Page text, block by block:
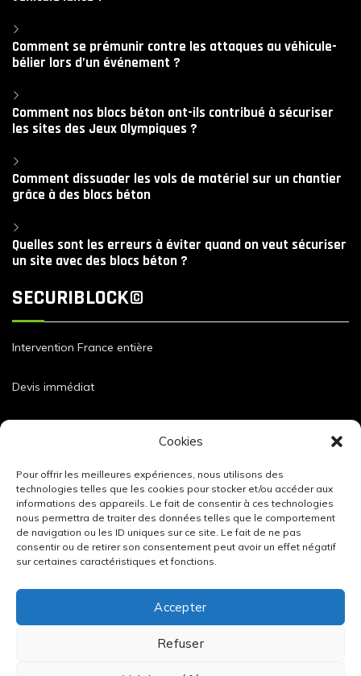
Cookies
Pour offrir les meilleures expériences, nous utilisons des
technologies telles que les cookies pour stocker et/ou accéder aux
informations des appareils. Le fait de consentir à ces technologies
nous permettra de traiter des données telles que le comportement
de navigation ou les ID uniques sur ce site. Le fait de ne pas
consentir ou de retirer son consentement peut avoir un effet négatif
sur certaines caractéristiques et fonctions.
Accepter
Refuser
Comment se prémunir contre les attaques au véhicule-
bélier lors d’un événement ?
Comment nos blocs béton ont-ils contribué à sécuriser
les sites des Jeux Olympiques ?
Comment dissuader les vols de matériel sur un chantier
grâce à des blocs béton
Quelles sont les erreurs à éviter quand on veut sécuriser
un site avec des blocs béton ?
SECURIBLOCK©
Intervention France entière
Devis immédiat
Dimensions et caractéristiques de nos blocs